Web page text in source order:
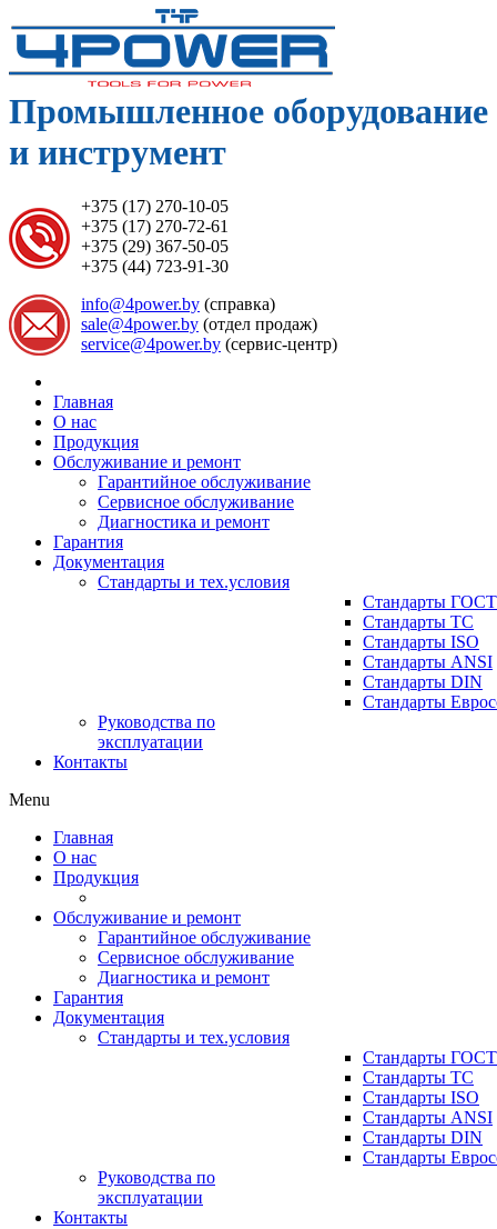
Промышленное оборудование
и инструмент
+375 (17) 270-10-05
+375 (17) 270-72-61
+375 (29) 367-50-05
+375 (44) 723-91-30
info@4power.by (справка)
sale@4power.by (отдел продаж)
service@4power.by (сервис-центр)
Главная
О нас
Продукция
Обслуживание и ремонт
Гарантийное обслуживание
Сервисное обслуживание
Диагностика и ремонт
Гарантия
Документация
Стандарты и тех.условия
Стандарты ГОСТ
Стандарты ТС
Стандарты ISO
Стандарты ANSI
Стандарты DIN
Стандарты
Руководства по
эксплуатации
Контакты
Menu
Главная
О нас
Продукция
Обслуживание и ремонт
Гарантийное обслуживание
Сервисное обслуживание
Диагностика и ремонт
Гарантия
Документация
Стандарты и тех.условия
Стандарты ГОСТ
Стандарты ТС
Стандарты ISO
Стандарты ANSI
Стандарты DIN
Стандарты
Руководства по
эксплуатации
Контакты